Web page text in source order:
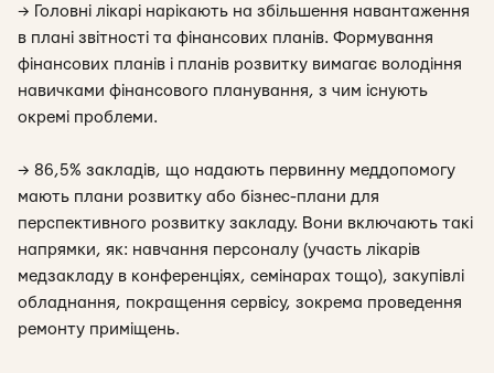
→ Головні лікарі нарікають на збільшення навантаження
в плані звітності та фінансових планів. Формування
фінансових планів і планів розвитку вимагає володіння
навичками фінансового планування, з чим існують
окремі проблеми.
→ 86,5% закладів, що надають первинну меддопомогу
мають плани розвитку або бізнес-плани для
перспективного розвитку закладу. Вони включають такі
напрямки, як: навчання персоналу (участь лікарів
медзакладу в конференціях, семінарах тощо), закупівлі
обладнання, покращення сервісу, зокрема проведення
ремонту приміщень.